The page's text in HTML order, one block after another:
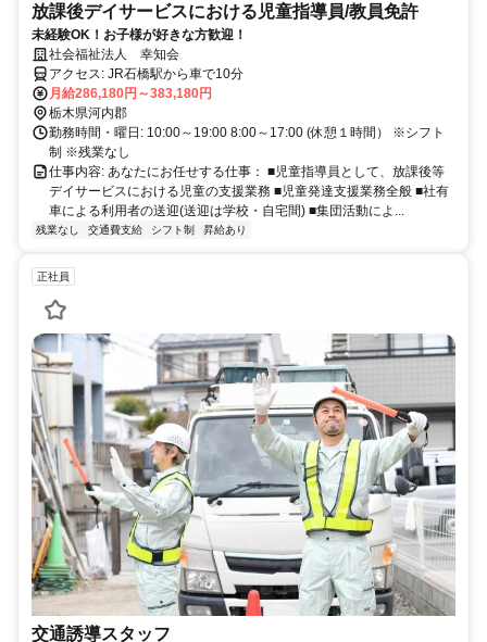
放課後デイサービスにおける児童指導員/教員免許
未経験OK！お子様が好きな方歓迎！
社会福祉法人 幸知会
アクセス: JR石橋駅から車で10分
月給286,180円～383,180円
栃木県河内郡
勤務時間・曜日: 10:00～19:00 8:00～17:00 (休憩１時間） ※シフト
制 ※残業なし
仕事内容: あなたにお任せする仕事： ■児童指導員として、放課後等
デイサービスにおける児童の支援業務 ■児童発達支援業務全般 ■社有
車による利用者の送迎(送迎は学校・自宅間) ■集団活動によ...
残業なし 交通費支給 シフト制 昇給あり
正社員
交通誘導スタッフ